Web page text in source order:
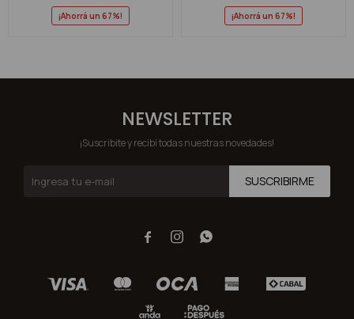
67 67
NEWSLETTER
¡Suscribite y recibí todas nuestras novedades!
SUSCRIBIRME
  